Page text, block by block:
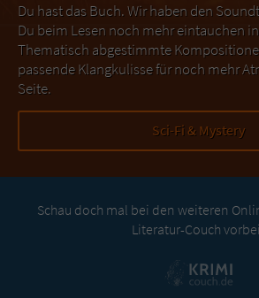
Du hast das Buch. Wir haben den
Du beim Lesen noch mehr eintauchen
Thematisch abgestimmte
passende Klangkulisse für noch mehr
Seite.
Sci-Fi & Mystery
Schau doch mal bei den weiteren
Literatur-Couch